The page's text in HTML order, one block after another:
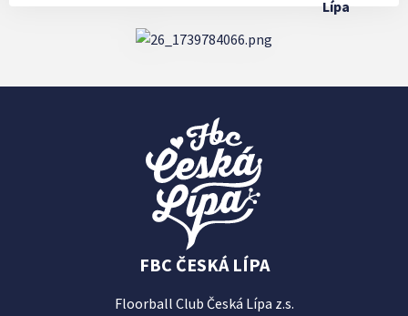
FBC ČESKÁ LÍPA
Floorball Club Česká Lípa z.s.